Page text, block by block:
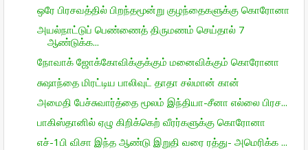
ஒரே பிரசவத்தில் பிறந்தமூன்று குழந்தைகளுக்கு கொரோனா
அயல்நாட்டுப் பெண்ணைத் திருமணம் செய்தால் 7
ஆண்டுக்க...
நோவாக் ஜோக்கோவிக்குக்கும் மனைவிக்கும் கொரோனா
சுஷாந்தை மிரட்டிய பாலிவுட் தாதா சல்மான் கான்
அமைதி பேச்சுவார்த்தை மூலம் இந்தியா-சீனா எல்லை பிரச...
பாகிஸ்தானில் ஏழு கிறிக்கெற் வீரர்களுக்கு கொரோனா
எச்-1பி விசா இந்த ஆண்டு இறுதி வரை ரத்து- அமெரிக்க ...